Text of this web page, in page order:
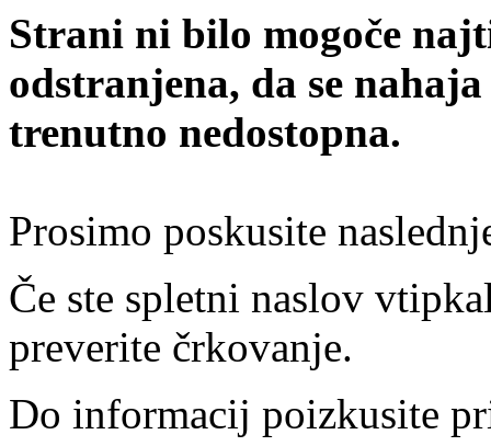
Strani ni bilo mogoče
odstranjena, da se
trenutno nedostopna.
Prosimo poskusite
Če ste spletni naslov
preverite črkovanje.
Do informacij poizkusite